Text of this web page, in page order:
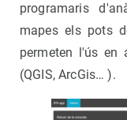
programaris
mapes els pots
permeten l'ús en
(QGIS, ArcGis… ).